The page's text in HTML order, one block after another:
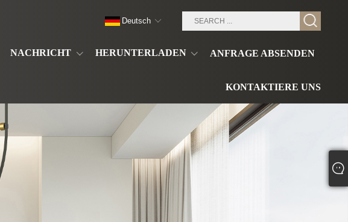
NACHRICHT HERUNTERLADEN ANFRAGE ABSENDEN
KONTAKTIERE UNS
Deutsch